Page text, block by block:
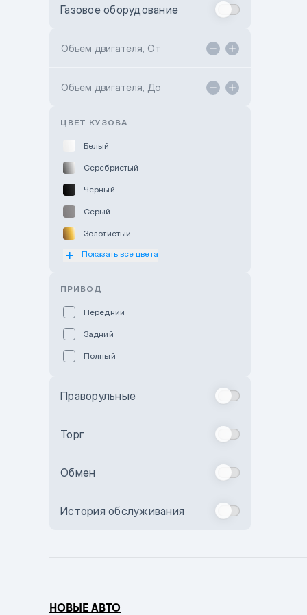
Toyota Kokshetau
Hyundai ShymCity
Газовое оборудование
Объем двигателя, От
Объем двигателя, До
ЦВЕТ КУЗОВА
Белый
Серебристый
Черный
Серый
Золотистый
Оранжевый
Бежевый
Комбинированный
Сиреневый металлик
Показать все цвета
ПРИВОД
Передний
Задний
Полный
Праворульные
Торг
Обмен
История обслуживания
НОВЫЕ АВТО